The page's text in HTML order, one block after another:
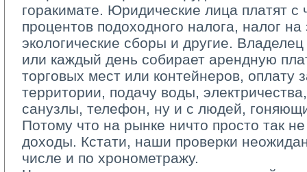
горакимате. Юридические лица платят с
процентов подоходного налога, налог
экологические сборы и другие.
или каждый день собирает арендную
торговых мест или контейнеров, оплату
территории, подачу воды,
санузлы, телефон, ну и с людей,
Потому что на рынке ничто просто так
доходы. Кстати, наши проверки
числе и по хронометражу.